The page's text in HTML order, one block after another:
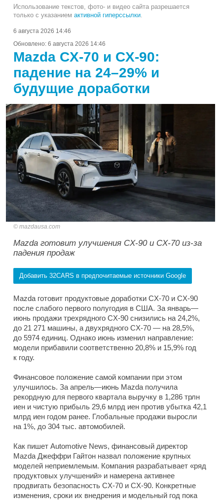
Использование текстов, фото- и видео сайта разрешается
только с указанием активной гиперссылки.
6 августа 2026 14:46
Обновлено: 6 августа 2026 14:46
Mazda CX-70 и CX-90:
падение на 24–29% и
будущие доработки
mazdausa.com
Mazda готовит улучшения CX-90 и CX-70 из-за
падения продаж
Добавить 32CARS в предпочитаемые источники Google
Mazda готовит продуктовые доработки CX-70 и CX-90
после слабого первого полугодия в США. За январь—
июнь продажи трехрядного CX-90 снизились на 24,2%,
до 21 271 машины, а двухрядного CX-70 — на 28,5%,
до 5974 единиц. Однако июнь изменил направление:
модели прибавили соответственно 20,8% и 15,9% год
к году.
Финансовое положение самой компании при этом
улучшилось. За апрель—июнь Mazda получила
рекордную для первого квартала выручку в 1,286 трлн
иен и чистую прибыль 29,6 млрд иен против убытка 42,1
млрд иен годом ранее. Глобальные продажи выросли
на 1%, до 304 тыс. автомобилей.
Как пишет Automotive News, финансовый директор
Mazda Джеффри Гайтон назвал положение крупных
моделей неприемлемым. Компания разрабатывает «ряд
продуктовых улучшений» и намерена активнее
продвигать безопасность CX-70 и CX-90. Конкретные
изменения, сроки их внедрения и модельный год пока